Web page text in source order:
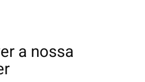
a nossa